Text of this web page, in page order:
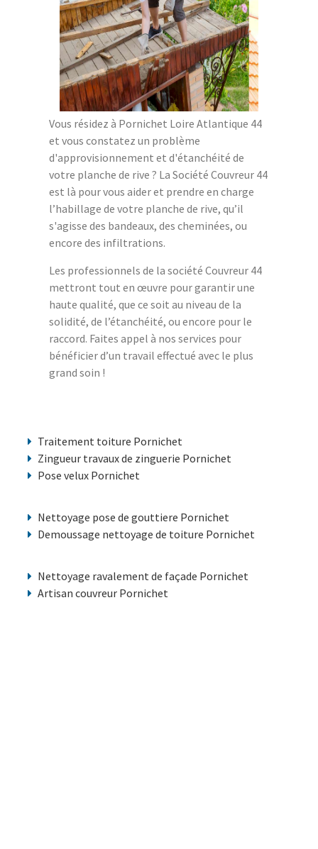
Vous résidez à Pornichet Loire Atlantique 44
et vous constatez un problème
d'approvisionnement et d'étanchéité de
votre planche de rive ? La Société Couvreur 44
est là pour vous aider et prendre en charge
l’habillage de votre planche de rive, qu’il
s'agisse des bandeaux, des cheminées, ou
encore des infiltrations.
Les professionnels de la société Couvreur 44
mettront tout en œuvre pour garantir une
haute qualité, que ce soit au niveau de la
solidité, de l’étanchéité, ou encore pour le
raccord. Faites appel à nos services pour
bénéficier d’un travail effectué avec le plus
grand soin !
Traitement toiture Pornichet
Zingueur travaux de zinguerie Pornichet
Pose velux Pornichet
Nettoyage pose de gouttiere Pornichet
Demoussage nettoyage de toiture Pornichet
Nettoyage ravalement de façade Pornichet
Artisan couvreur Pornichet